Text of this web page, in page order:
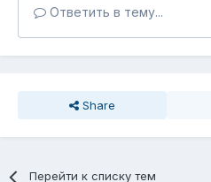
Ответить в тему...
Share
Перейти к списку тем